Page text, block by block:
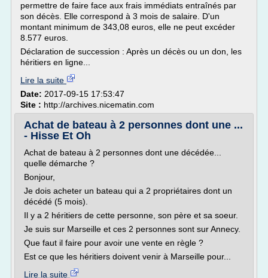
permettre de faire face aux frais immédiats entraînés par
son décès. Elle correspond à 3 mois de salaire. D'un
montant minimum de 343,08 euros, elle ne peut excéder
8.577 euros.
Déclaration de succession : Après un décès ou un don, les
héritiers en ligne...
Lire la suite
Date: 2017-09-15 17:53:47
Site : http://archives.nicematin.com
Achat de bateau à 2 personnes dont une ...
- Hisse Et Oh
Achat de bateau à 2 personnes dont une décédée...
quelle démarche ?
Bonjour,
Je dois acheter un bateau qui a 2 propriétaires dont un
décédé (5 mois).
Il y a 2 héritiers de cette personne, son père et sa soeur.
Je suis sur Marseille et ces 2 personnes sont sur Annecy.
Que faut il faire pour avoir une vente en règle ?
Est ce que les héritiers doivent venir à Marseille pour...
Lire la suite